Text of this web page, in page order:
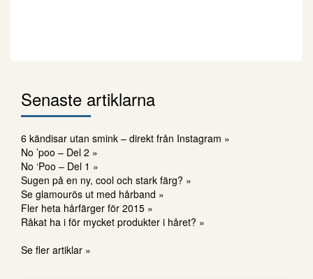
Senaste artiklarna
6 kändisar utan smink – direkt från Instagram »
No ’poo – Del 2 »
No ‘Poo – Del 1 »
Sugen på en ny, cool och stark färg? »
Se glamourös ut med hårband »
Fler heta hårfärger för 2015 »
Råkat ha i för mycket produkter i håret? »
Se fler artiklar »